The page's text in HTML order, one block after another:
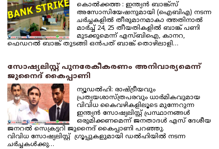
കൊല്‍ക്കത്ത : ഇന്ത്യന്‍ ബാങ്ക്‌സ്
അസോസിയേഷനുമായി (ഐബിഎ) നടന്ന
ചര്‍ച്ചകളില്‍ തീരുമാനമാകാ ത്തതിനാല്‍
മാര്‍ച്ച് 24, 25 തീയതികളില്‍ ബാങ്ക് പണി
മുടക്കുമെന്ന് എസ്ബിഐ, കാനറ,
ഫെഡറല്‍ ബാങ്ക് തുടങ്ങി ഒന്‍പത് ബാങ്ക് തൊഴിലാളി…
സോഷ്യലിസ്റ്റ് പുനരേകീകരണം അനിവാര്യമെന്ന്
ജുനൈദ് കൈപ്പാണി
ന്യൂഡല്‍ഹി: രാഷ്ട്രീയവും
പ്രത്യയശാസ്ത്രപരവും ധാര്‍മികവുമായ
വിവിധ കൈവഴികളിലൂടെ മുന്നേറുന്ന
ഇന്ത്യന്‍ സോഷ്യലിസ്റ്റ് പ്രസ്ഥാനങ്ങള്‍
ഒരുമിക്കണമെന്ന് ജനതാദള്‍ എസ് ദേശീയ
ജനറല്‍ സെക്രട്ടറി ജുനൈദ് കൈപ്പാണി പറഞ്ഞു.
വിവിധ സോഷ്യലിസ്റ്റ് ഗ്രൂപ്പുകളുമായി ഡല്‍ഹിയില്‍ നടന്ന
ചര്‍ച്ചകള്‍ക്കു…